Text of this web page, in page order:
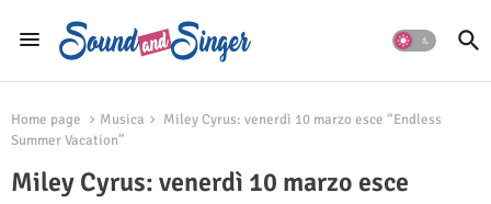
Home page Musica
Miley Cyrus: venerdì 10 marzo esce “Endless
Summer Vacation”
Miley Cyrus: venerdì 10 marzo esce